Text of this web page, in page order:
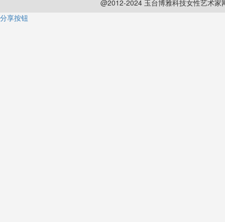
@2012-2024 玉台博雅科技女性艺术
分享按钮